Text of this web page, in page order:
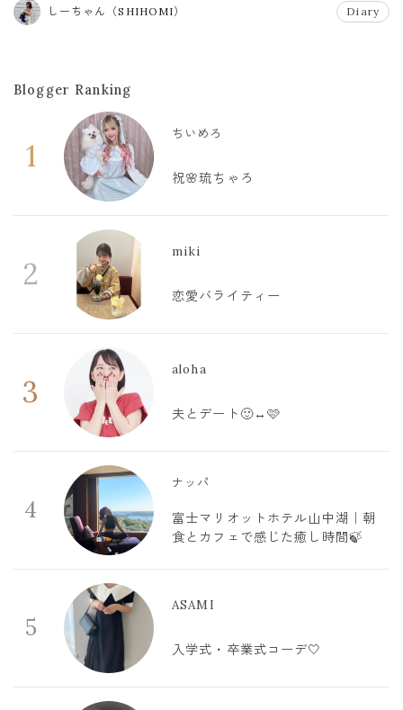
しーちゃん（SHIHOMI） Diary
Blogger Ranking
1
ちいめろ
祝🌸琉ちゃろ
2
miki
恋愛バライティー
3
aloha
夫とデート🙂‍↔️🩷
4
ナッパ
富士マリオットホテル山中湖｜朝
食とカフェで感じた癒し時間🍃
5
ASAMI
入学式・卒業式コーデ🤍